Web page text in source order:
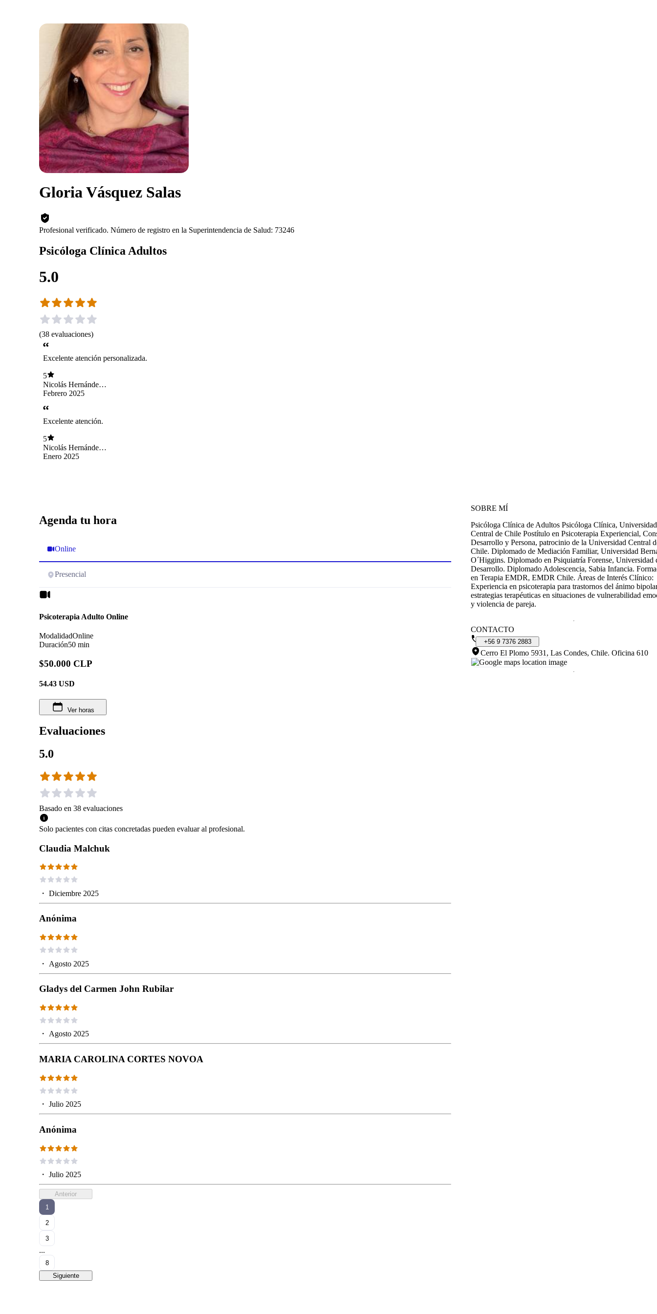
Gloria Vásquez Salas
Profesional verificado. Número de registro en la Superintendencia de Salud: 73246
Psicóloga Clínica Adultos
5.0
(38 evaluaciones)
Excelente atención personalizada.
5
Nicolás Hernández
Collio
Febrero 2025
Excelente atención.
5
Nicolás Hernández
Collio
Enero 2025
Agenda tu hora
Online
Presencial
Psicoterapia Adulto Online
ModalidadOnline
Duración50 min
$50.000 CLP
54.43 USD
Ver horas
Evaluaciones
5.0
Basado en 38 evaluaciones
Solo pacientes con citas concretadas pueden evaluar al profesional.
Claudia Malchuk
・ Diciembre 2025
Anónima
・ Agosto 2025
Gladys del Carmen John Rubilar
・ Agosto 2025
MARIA CAROLINA CORTES NOVOA
・ Julio 2025
Anónima
・ Julio 2025
Anterior
1
2
3
...
8
Siguiente
SOBRE MÍ
Psicóloga Clínica de Adultos Psicóloga Clínica, Universidad
Central de Chile Postítulo en Psicoterapia Experiencial,
Desarrollo y Persona, patrocinio de la Universidad Central
Chile. Diplomado de Mediación Familiar, Universidad
O´Higgins. Diplomado en Psiquiatría Forense, Universidad
Desarrollo. Diplomado Adolescencia, Sabia Infancia.
en Terapia EMDR, EMDR Chile. Áreas de Interés Clínico:
Experiencia en psicoterapia para trastornos del ánimo
estrategias terapéuticas en situaciones de vulnerabilidad
y violencia de pareja.
CONTACTO
+56 9 7376 2883
Cerro El Plomo 5931, Las Condes, Chile. Oficina 610